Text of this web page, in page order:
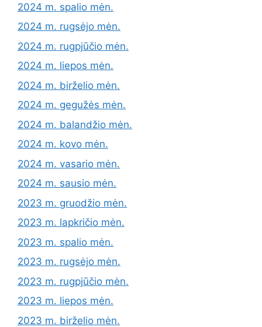
2024 m. spalio mėn.
2024 m. rugsėjo mėn.
2024 m. rugpjūčio mėn.
2024 m. liepos mėn.
2024 m. birželio mėn.
2024 m. gegužės mėn.
2024 m. balandžio mėn.
2024 m. kovo mėn.
2024 m. vasario mėn.
2024 m. sausio mėn.
2023 m. gruodžio mėn.
2023 m. lapkričio mėn.
2023 m. spalio mėn.
2023 m. rugsėjo mėn.
2023 m. rugpjūčio mėn.
2023 m. liepos mėn.
2023 m. birželio mėn.